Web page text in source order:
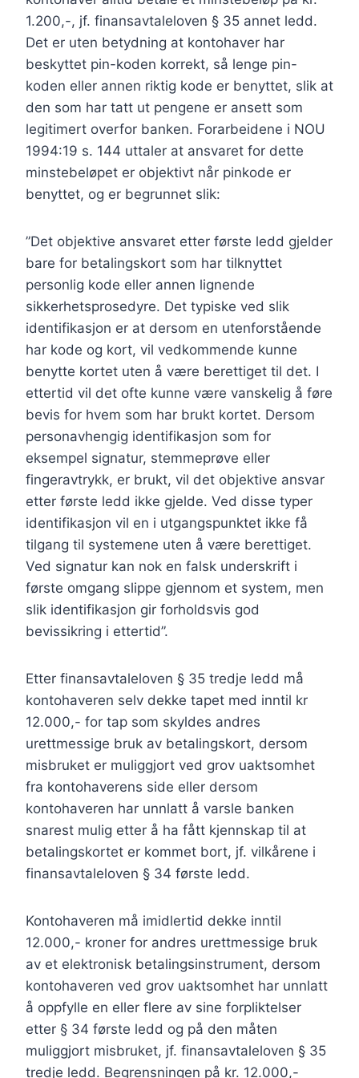
1.200,-, jf. finansavtaleloven § 35 annet ledd.
Det er uten betydning at kontohaver har
beskyttet pin-koden korrekt, så lenge pin-
koden eller annen riktig kode er benyttet, slik at
den som har tatt ut pengene er ansett som
legitimert overfor banken. Forarbeidene i NOU
1994:19 s. 144 uttaler at ansvaret for dette
minstebeløpet er objektivt når pinkode er
benyttet, og er begrunnet slik:
”Det objektive ansvaret etter første ledd gjelder
bare for betalingskort som har tilknyttet
personlig kode eller annen lignende
sikkerhetsprosedyre. Det typiske ved slik
identifikasjon er at dersom en utenforstående
har kode og kort, vil vedkommende kunne
benytte kortet uten å være berettiget til det. I
ettertid vil det ofte kunne være vanskelig å føre
bevis for hvem som har brukt kortet. Dersom
personavhengig identifikasjon som for
eksempel signatur, stemmeprøve eller
fingeravtrykk, er brukt, vil det objektive ansvar
etter første ledd ikke gjelde. Ved disse typer
identifikasjon vil en i utgangspunktet ikke få
tilgang til systemene uten å være berettiget.
Ved signatur kan nok en falsk underskrift i
første omgang slippe gjennom et system, men
slik identifikasjon gir forholdsvis god
bevissikring i ettertid”.
Etter finansavtaleloven § 35 tredje ledd må
kontohaveren selv dekke tapet med inntil kr
12.000,- for tap som skyldes andres
urettmessige bruk av betalingskort, dersom
misbruket er muliggjort ved grov uaktsomhet
fra kontohaverens side eller dersom
kontohaveren har unnlatt å varsle banken
snarest mulig etter å ha fått kjennskap til at
betalingskortet er kommet bort, jf. vilkårene i
finansavtaleloven § 34 første ledd.
Kontohaveren må imidlertid dekke inntil
12.000,- kroner for andres urettmessige bruk
av et elektronisk betalingsinstrument, dersom
kontohaveren ved grov uaktsomhet har unnlatt
å oppfylle en eller flere av sine forpliktelser
etter § 34 første ledd og på den måten
muliggjort misbruket, jf. finansavtaleloven § 35
tredje ledd. Begrensningen på kr. 12.000,-